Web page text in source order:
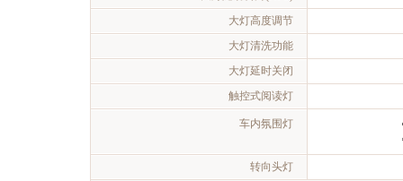
大灯高度调节
大灯清洗功能
大灯延时关闭
触控式阅读灯
车内氛围灯
转向头灯